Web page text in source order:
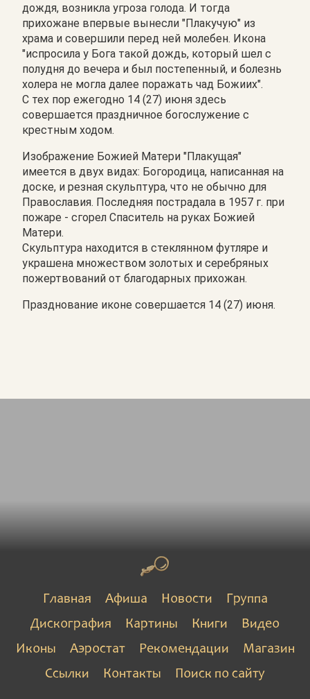
дождя, возникла угроза голода. И тогда
прихожане впервые вынесли "Плакучую" из
храма и совершили перед ней молебен. Икона
"испросила у Бога такой дождь, который шел с
полудня до вечера и был постепенный, и болезнь
холера не могла далее поражать чад Божиих".
С тех пор ежегодно 14 (27) июня здесь
совершается праздничное богослужение с
крестным ходом.
Изображение Божией Матери "Плакущая"
имеется в двух видах: Богородица, написанная на
доске, и резная скульптура, что не обычно для
Православия. Последняя пострадала в 1957 г. при
пожаре - сгорел Спаситель на руках Божией
Матери.
Скульптура находится в стеклянном футляре и
украшена множеством золотых и серебряных
пожертвований от благодарных прихожан.
Празднование иконе совершается 14 (27) июня.
Главная Афиша Новости
Группа
Дискография
Картины Книги
Видео
Иконы
Аэростат Рекомендации
Магазин
Ссылки
Контакты Поиск по сайту